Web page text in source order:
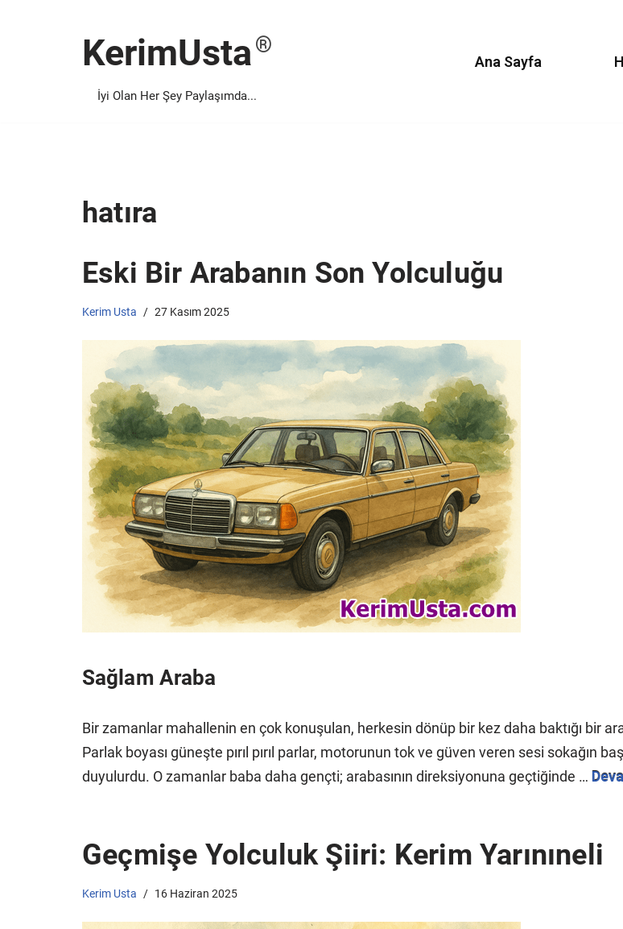
KerimUsta
İyi Olan Her Şey Paylaşımda...
Ana Sayfa
hatıra
Eski Bir Arabanın Son Yolculuğu
Kerim Usta 27 Kasım 2025
Sağlam Araba
Bir zamanlar mahallenin en çok konuşulan, herkesin dönüp bir kez daha baktığı bir
Parlak boyası güneşte pırıl pırıl parlar, motorunun tok ve güven veren sesi sokağın
duyulurdu. O zamanlar baba daha gençti; arabasının direksiyonuna geçtiğinde …
Geçmişe Yolculuk Şiiri: Kerim Yarınıneli
Kerim Usta 16 Haziran 2025